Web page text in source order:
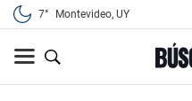
7° Montevideo, UY